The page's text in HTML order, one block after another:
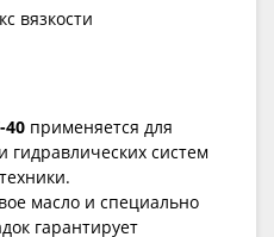
вязкости
40 применяется для
гидравлических систем
масло и специально
гарантирует